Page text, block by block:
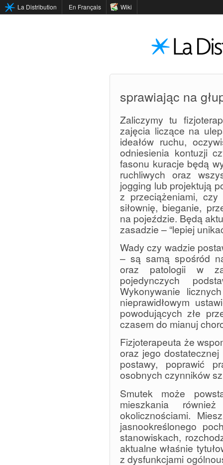
La Distribution En Français Wiki
sprawiając na
Zaliczymy tu
zajęcia liczące na
ideałów ruchu,
odniesienia kontuzji
fasonu kuracje będą
ruchliwych oraz
jogging lub projektują
z przeciążeniami,
siłownię, bieganie,
na pojeździe. Będą
zasadzie – “lepiej
Wady czy wadzie
– są samą spośród
oraz patologii w
pojedynczych
Wykonywanie
nieprawidłowym
powodujących złe
czasem do mianuj
Fizjoterapeuta że
oraz jego dostatecznej
postawy, poprawić
osobnych czynników
Smutek może
mieszkania
okolicznościami.
jasnookreślonego
stanowiskach,
aktualne właśnie
z dysfunkcjami